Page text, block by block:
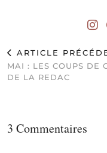
ARTICLE
MAI : LES COUPS DE
DE LA REDAC
3 Commentaires